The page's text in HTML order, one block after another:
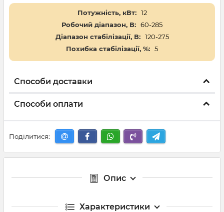
Потужність, кВт: 12
Робочий діапазон, В: 60-285
Діапазон стабілізації, В: 120-275
Похибка стабілізації, %: 5
Способи доставки
Способи оплати
Поділитися:
Опис
Характеристики